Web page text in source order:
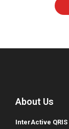
About Us
InterActive QRIS